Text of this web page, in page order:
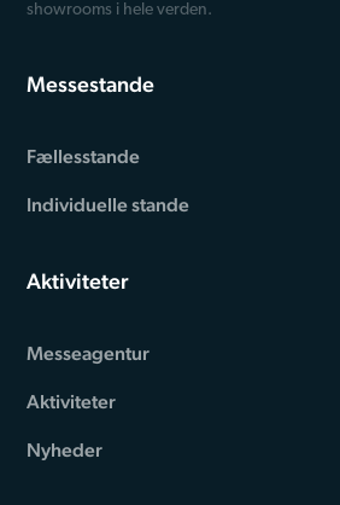
showrooms i hele verden.
Messestande
Fællesstande
Individuelle stande
Aktiviteter
Messeagentur
Aktiviteter
Nyheder